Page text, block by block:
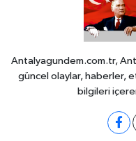
Antalyagundem.com.tr,
güncel olaylar, haberler,
bilgileri